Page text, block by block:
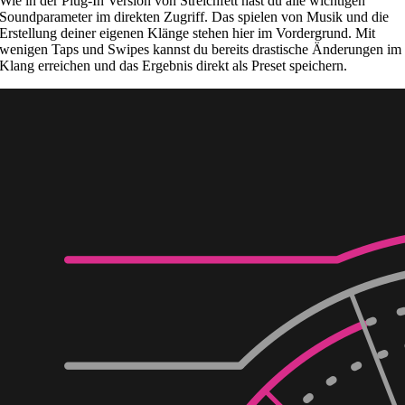
Soundparameter im direkten Zugriff. Das spielen von Musik und die
Erstellung deiner eigenen Klänge stehen hier im Vordergrund. Mit
wenigen Taps und Swipes kannst du bereits drastische Änderungen im
Klang erreichen und das Ergebnis direkt als Preset speichern.